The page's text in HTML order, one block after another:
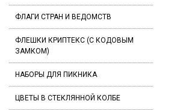
ФЛАГИ СТРАН И ВЕДОМСТВ
ФЛЕШКИ КРИПТЕКС (С КОДОВЫМ
ЗАМКОМ)
НАБОРЫ ДЛЯ ПИКНИКА
ЦВЕТЫ В СТЕКЛЯННОЙ КОЛБЕ